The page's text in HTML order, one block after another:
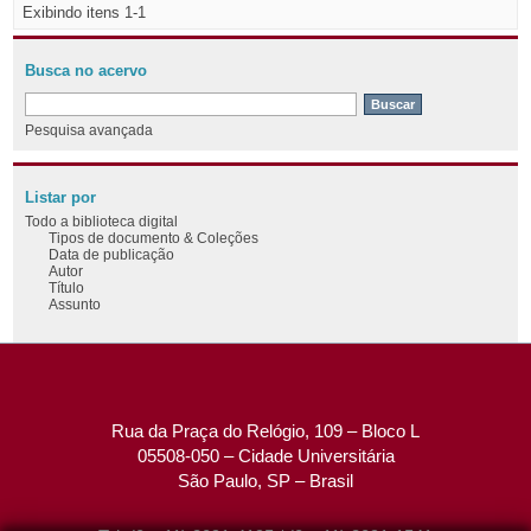
Exibindo itens 1-1
Busca no acervo
Pesquisa avançada
Listar por
Todo a biblioteca digital
Tipos de documento & Coleções
Data de publicação
Autor
Título
Assunto
Rua da Praça do Relógio, 109 – Bloco L
05508-050 – Cidade Universitária
São Paulo, SP – Brasil